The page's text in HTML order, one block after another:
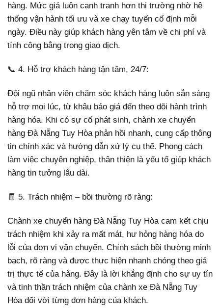
hàng. Mức giá luôn cạnh tranh hơn thị trường nhờ hệ
thống vận hành tối ưu và xe chạy tuyến cố định mỗi
ngày. Điều này giúp khách hàng yên tâm về chi phí và
tính công bằng trong giao dịch.
📞 4. Hỗ trợ khách hàng tận tâm, 24/7:
Đội ngũ nhân viên chăm sóc khách hàng luôn sẵn sàng
hỗ trợ mọi lúc, từ khâu báo giá đến theo dõi hành trình
hàng hóa. Khi có sự cố phát sinh, chành xe chuyển
hàng Đà Nẵng Tuy Hòa phản hồi nhanh, cung cấp thông
tin chính xác và hướng dẫn xử lý cụ thể. Phong cách
làm việc chuyên nghiệp, thân thiện là yếu tố giúp khách
hàng tin tưởng lâu dài.
🧾 5. Trách nhiệm – bồi thường rõ ràng:
Chành xe chuyển hàng Đà Nẵng Tuy Hòa cam kết chịu
trách nhiệm khi xảy ra mất mát, hư hỏng hàng hóa do
lỗi của đơn vị vận chuyển. Chính sách bồi thường minh
bạch, rõ ràng và được thực hiện nhanh chóng theo giá
trị thực tế của hàng. Đây là lời khẳng định cho sự uy tín
và tinh thần trách nhiệm của chành xe Đà Nẵng Tuy
Hòa đối với từng đơn hàng của khách.